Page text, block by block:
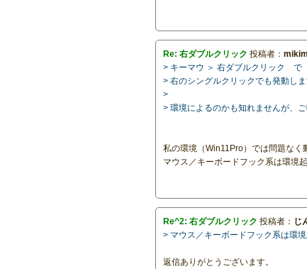
Re: 右ダブルクリック 投稿者：
> キーマウ ＞ 右ダブルクリック で
> 右のシングルクリックでも発動しま
>
> 環境によるのかも知れませんが、
私の環境（Win11Pro）では問題なく
マウス／キーボードフック系は環境
Re^2: 右ダブルクリック 投稿者： じ
> マウス／キーボードフック系は環
返信ありがとうございます。